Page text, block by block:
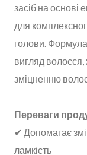
засіб на основі
для
голови.
вигляд
зміцненню
Переваги
✔ Допомагає
ламкість